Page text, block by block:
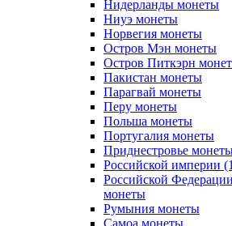
Нидерланды монеты
Ниуэ монеты
Норвегия монеты
Остров Мэн монеты
Остров Питкэрн
Пакистан монеты
Парагвай монеты
Перу монеты
Польша монеты
Португалия монеты
Приднестровье
Российской империи
Российской
монеты
Румыния монеты
Самоа монеты